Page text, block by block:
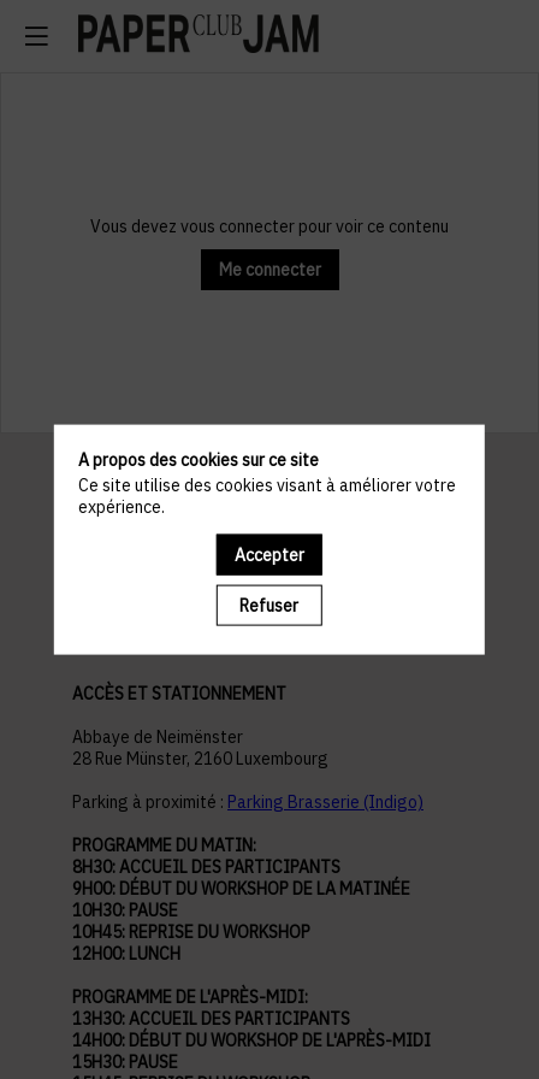
Vous devez vous connecter pour voir ce contenu
Me connecter
Informations
pratiques
ACCÈS ET STATIONNEMENT
Abbaye de Neimënster
28 Rue Münster, 2160 Luxembourg
Parking à proximité : Parking Brasserie (Indigo)
PROGRAMME DU MATIN:
8H30: ACCUEIL DES PARTICIPANTS
9H00: DÉBUT DU WORKSHOP DE LA MATINÉE
10H30: PAUSE
10H45: REPRISE DU WORKSHOP
12H00: LUNCH
PROGRAMME DE L'APRÈS-MIDI:
13H30: ACCUEIL DES PARTICIPANTS
14H00: DÉBUT DU WORKSHOP DE L'APRÈS-MIDI
15H30: PAUSE
A propos des cookies sur ce site
Ce site utilise des cookies visant à améliorer votre
expérience.
Accepter
Refuser